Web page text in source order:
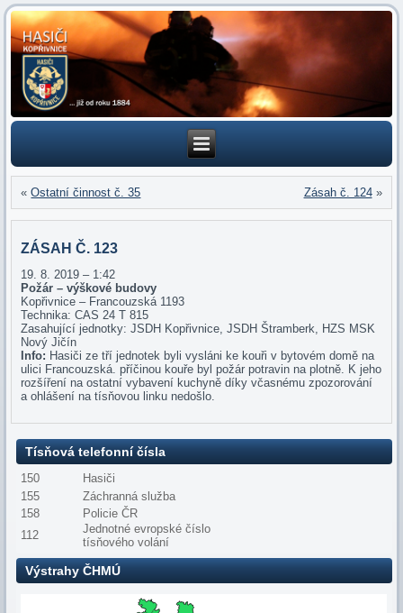
«Ostatní činnost č. 35 Zásah č. 124»
ZÁSAH Č. 123
19. 8. 2019 – 1:42
Požár – výškové budovy
Kopřivnice – Francouzská 1193
Technika: CAS 24 T 815
Zasahující jednotky: JSDH Kopřivnice, JSDH Štramberk, HZS MSK
Nový Jičín
Info: Hasiči ze tří jednotek byli vysláni ke kouři v bytovém domě na
ulici Francouzská. příčinou kouře byl požár potravin na plotně. K jeho
rozšíření na ostatní vybavení kuchyně díky včasnému zpozorování
a ohlášení na tísňovou linku nedošlo.
Tísňová telefonní čísla
150
Hasiči
155
Záchranná služba
158
Policie ČR
112
Jednotné evropské číslo
tísňového volání
Výstrahy ČHMÚ